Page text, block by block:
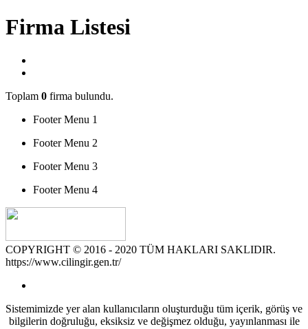
Firma Listesi
Toplam 0 firma bulundu.
Footer Menu 1
Footer Menu 2
Footer Menu 3
Footer Menu 4
COPYRIGHT © 2016 - 2020 TÜM HAKLARI SAKLIDIR.
https://www.cilingir.gen.tr/
Sistemimizde yer alan kullanıcıların oluşturduğu tüm içerik, görüş ve
bilgilerin doğruluğu, eksiksiz ve değişmez olduğu, yayınlanması ile